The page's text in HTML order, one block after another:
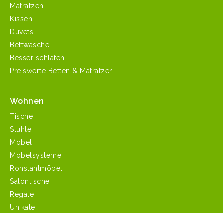
Matratzen
Kissen
Duvets
Bettwäsche
Besser schlafen
Preiswerte Betten & Matratzen
Wohnen
Tische
Stühle
Möbel
Möbelsysteme
Rohstahlmöbel
Salontische
Regale
Unikate